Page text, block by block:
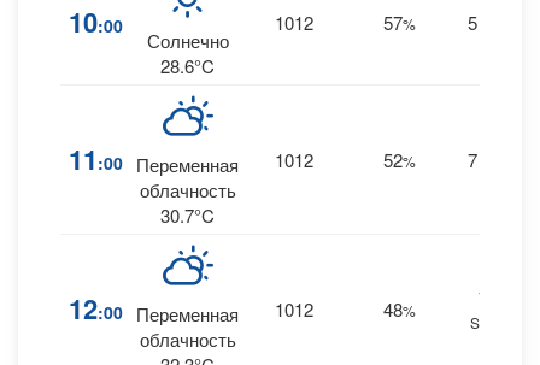
10:00
Солнечно
28.6°C
1012 57% 5
11 :00
Переменная
облачность
30.7°C
1012 52% 7
12:00
Переменная
облачность
1012 48%
10
SSW